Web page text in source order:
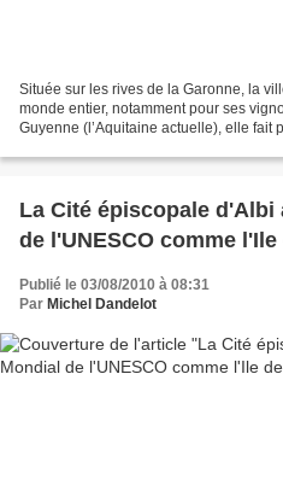
Située sur les rives de la Garonne, la
monde entier, notamment pour ses
Guyenne (l’Aquitaine actuelle), elle fait
La Cité épiscopale d'Albi
de l'UNESCO comme
Publié le 03/08/2010 à 08:31
Par Michel Dandelot